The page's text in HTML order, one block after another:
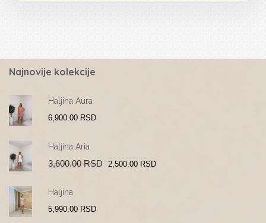
Najnovije kolekcije
Haljina Aura
6,900.00 RSD
Haljina Aria
3,600.00RSD Original
price
2,500.00 RSD
Haljina
5,990.00 RSD